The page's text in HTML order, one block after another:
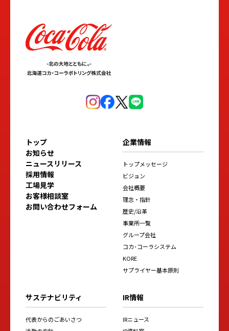
トップ
お知らせ
ニュースリリース
採用情報
工場見学
お客様相談室
お問い合わせフォーム
企業情報
トップメッセージ
ビジョン
会社概要
理念・指針
歴史/沿革
事業所一覧
グループ会社
コカ･コーラシステム
KORE
サプライヤー基本原則
サステナビリティ
代表からのごあいさつ
IR情報
IRニュース